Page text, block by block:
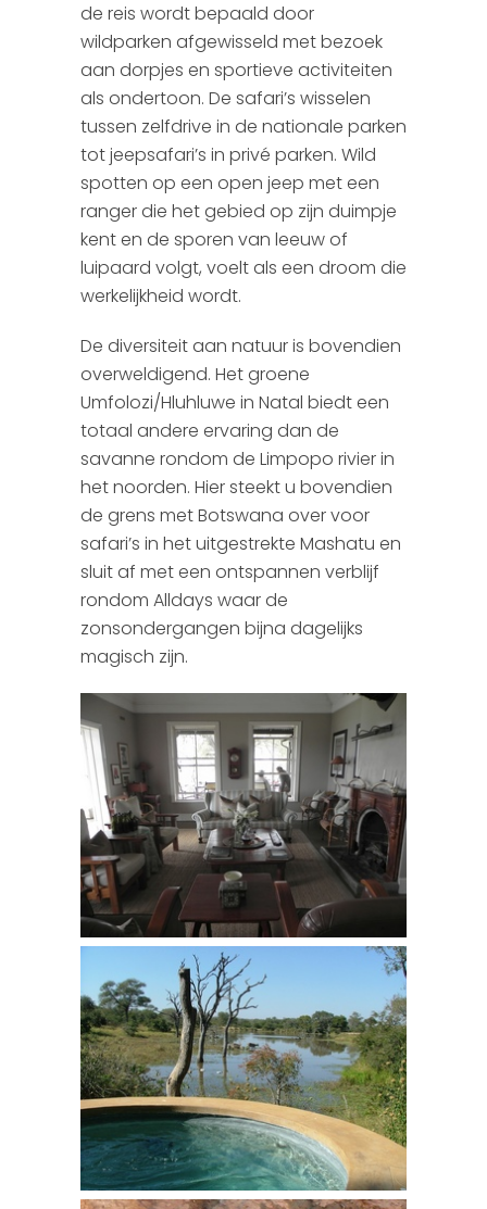
Zimbabwe & Zambia
Argentinie
Peru
Madagascar
Colombia
Zambia
Kenia
Reisverzekeringen
Boekingsformulier
Autopagina
Reiservaringen
Presentaties
de reis wordt bepaald door
wildparken afgewisseld met bezoek
aan dorpjes en sportieve activiteiten
als ondertoon. De safari’s wisselen
tussen zelfdrive in de nationale parken
tot jeepsafari’s in privé parken. Wild
spotten op een open jeep met een
ranger die het gebied op zijn duimpje
kent en de sporen van leeuw of
luipaard volgt, voelt als een droom die
werkelijkheid wordt.
De diversiteit aan natuur is bovendien
overweldigend. Het groene
Umfolozi/Hluhluwe in Natal biedt een
totaal andere ervaring dan de
savanne rondom de Limpopo rivier in
het noorden. Hier steekt u bovendien
de grens met Botswana over voor
safari’s in het uitgestrekte Mashatu en
sluit af met een ontspannen verblijf
rondom Alldays waar de
zonsondergangen bijna dagelijks
magisch zijn.